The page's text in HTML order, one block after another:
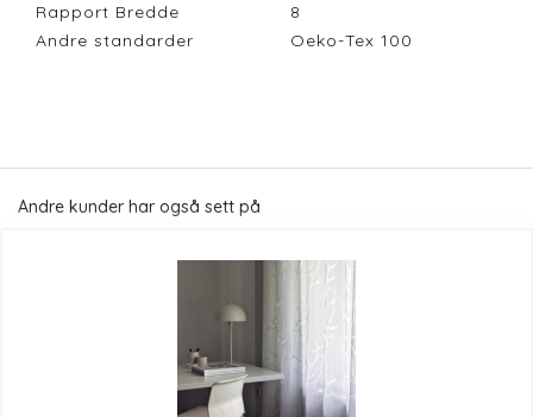
Rapport Bredde
8
Andre standarder
Oeko-Tex 100
Andre kunder har også sett på